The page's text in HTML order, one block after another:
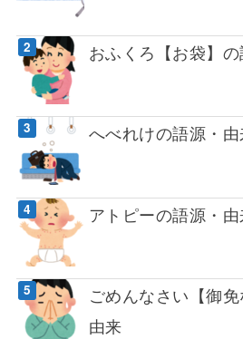
おふくろ【お袋】
へべれけの語源・
アトピーの語源・
ごめんなさい【御
由来